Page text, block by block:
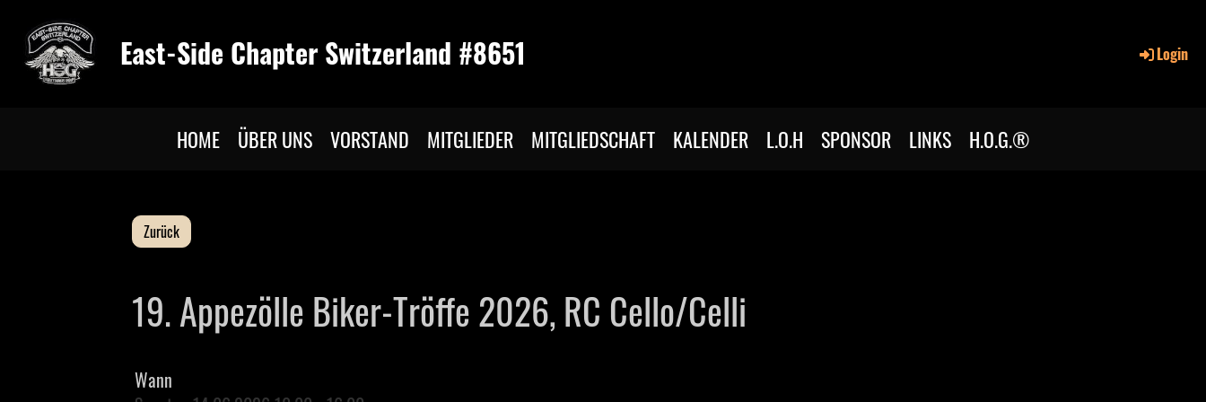
East-Side Chapter Switzerland #8651 Login
HOME ÜBER UNS VORSTAND MITGLIEDER MITGLIEDSCHAFT KALENDER L.O.H SPONSOR LINKS H.O.G.®
Zurück
19. Appezölle Biker-Tröffe 2026, RC Cello/Celli
Wann